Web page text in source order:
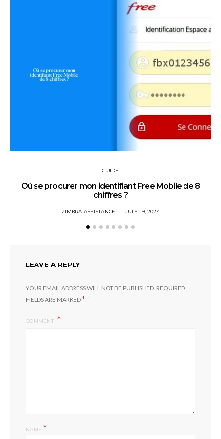
GUIDE
Où se procurer mon identifiant Free Mobile de 8
chiffres ?
ZIMBRA ASSISTANCE JULY 19, 2024
LEAVE A REPLY
YOUR EMAIL ADDRESS WILL NOT BE PUBLISHED. REQUIRED
FIELDS ARE MARKED*
COMMENT
NAME*